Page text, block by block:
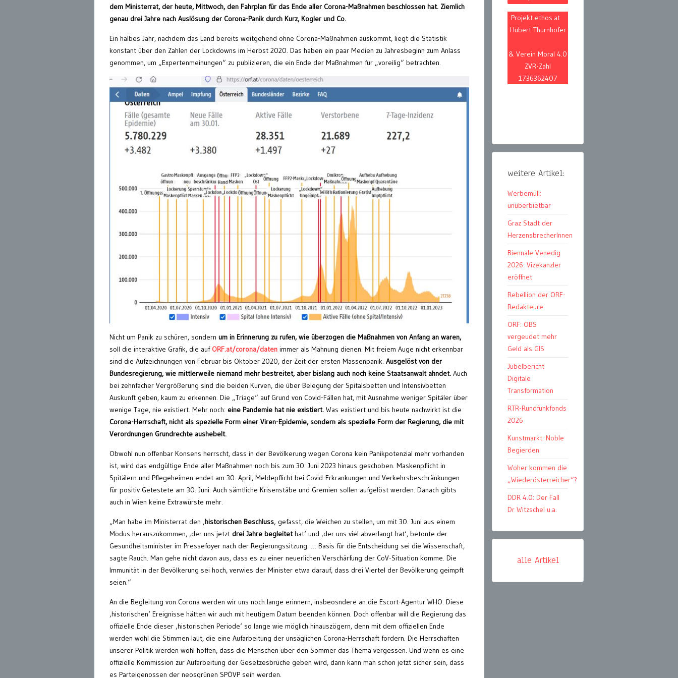
dem Ministerrat, der heute, Mittwoch, den Fahrplan für das Ende aller Corona-Maßnahmen beschlossen hat. Ziemlich
genau drei Jahre nach Auslösung der Corona-Panik durch Kurz, Kogler und Co.
Ein halbes Jahr, nachdem das Land bereits weitgehend ohne Corona-Maßnahmen auskommt, liegt die Statistik
konstant über den Zahlen der Lockdowns im Herbst 2020. Das haben ein paar Medien zu Jahresbeginn zum Anlass
genommen, um „Expertenmeinungen“ zu publizieren, die ein Ende der Maßnahmen für „voreilig“ betrachten.
Nicht um Panik zu schüren, sondern um in Erinnerung zu rufen, wie überzogen die Maßnahmen von Anfang an waren,
soll die interaktive Grafik, die auf ORF.at/corona/daten immer als Mahnung dienen. Mit freiem Auge nicht erkennbar
sind die Aufzeichnungen von Februar bis Oktober 2020, der Zeit der ersten Massenpanik. Ausgelöst von der
Bundesregierung, wie mittlerweile niemand mehr bestreitet, aber bislang auch noch keine Staatsanwalt ahndet. Auch
bei zehnfacher Vergrößerung sind die beiden Kurven, die über Belegung der Spitalsbetten und Intensivbetten
Auskunft geben, kaum zu erkennen. Die „Triage“ auf Grund von Covid-Fällen hat, mit Ausnahme weniger Spitäler über
wenige Tage, nie existiert. Mehr noch: eine Pandemie hat nie existiert. Was existiert und bis heute nachwirkt ist die
Corona-Herrschaft, nicht als spezielle Form einer Viren-Epidemie, sondern als spezielle Form der Regierung, die mit
Verordnungen Grundrechte aushebelt.
Obwohl nun offenbar Konsens herrscht, dass in der Bevölkerung wegen Corona kein Panikpotenzial mehr vorhanden
ist, wird das endgültige Ende aller Maßnahmen noch bis zum 30. Juni 2023 hinaus geschoben. Maskenpflicht in
Spitälern und Pflegeheimen endet am 30. April, Meldepflicht bei Covid-Erkrankungen und Verkehrsbeschränkungen
für positiv Getestete am 30. Juni. Auch sämtliche Krisenstäbe und Gremien sollen aufgelöst werden. Danach gibts
auch in Wien keine Extrawürste mehr.
„Man habe im Ministerrat den ‚historischen Beschluss‚ gefasst, die Weichen zu stellen, um mit 30. Juni aus einem
Modus herauszukommen, ‚der uns jetzt drei Jahre begleitethat‘ und ‚der uns viel abverlangt hat‘, betonte der
Gesundheitsminister im Pressefoyer nach der Regierungssitzung. … Basis für die Entscheidung sei die Wissenschaft,
sagte Rauch. Man gehe nicht davon aus, dass es zu einer neuerlichen Verschärfung der CoV-Situation komme. Die
Immunität in der Bevölkerung sei hoch, verwies der Minister etwa darauf, dass drei Viertel der Bevölkerung geimpft
seien.“
An die Begleitung von Corona werden wir uns noch lange erinnern, insbeosndere an die Escort-Agentur WHO. Diese
‚historischen‘ Ereignisse hätten wir auch mit heutigem Datum beenden können. Doch offenbar will die Regierung das
offizielle Ende dieser ‚historischen Periode‘ so lange wie möglich hinauszögern, denn mit dem offiziellen Ende
werden wohl die Stimmen laut, die eine Aufarbeitung der unsäglichen Corona-Herrschaft fordern. Die Herrschaften
unserer Politik werden wohl hoffen, dass die Menschen über den Sommer das Thema vergessen. Und wenn es eine
offizielle Kommission zur Aufarbeitung der Gesetzesbrüche geben wird, dann kann man schon jetzt sicher sein, dass
es Parteigenossen der neosgrünen SPÖVP sein werden.
Projekt ethos.at
Hubert Thurnhofer
& Verein Moral 4.0
ZVR-Zahl
1736362407
weitere Artikel:
Werbemüll:
unüberbietbar
Graz Stadt der
HerzensbrecherInnen
Biennale Venedig
2026: Vizekanzler
eröffnet
Rebellion der ORF-
Redakteure
ORF: OBS
vergeudet mehr
Geld als GIS
Jubelbericht
Digitale
Transformation
RTR-Rundfunkfonds
2026
Kunstmarkt: Noble
Begierden
Woher kommen die
„Wiederösterreicher“?
DDR 4.0: Der Fall
Dr Witzschel u.a.
alle Artikel